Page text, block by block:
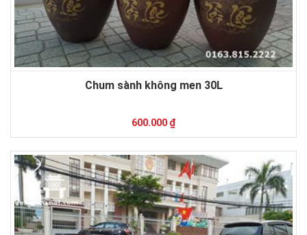
Chum sành không men 30L
600.000 ₫